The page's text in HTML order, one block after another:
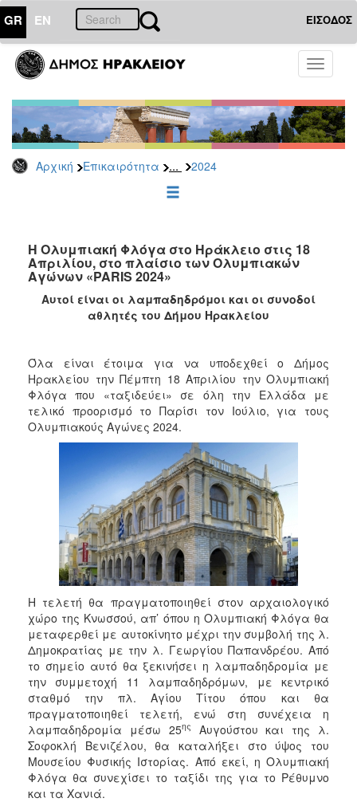
GR EN ΕΙΣΟΔΟΣ
Toggle
Αρχική Επικαιρότητα ... 2024
ΕΠΙΚΑΙΡΟΤΗΤΑ
Τύπου
Αρχείο
2026
2025
2022
2021
2020
2019
2017
2016
2015
2013
2011
2010
2006
ΔΗΜΟΤΗΣ
ΕΠΙΣΚΕΠΤΗΣ
ΗΡΑΚΛΕΙΟ
Η Ολυμπιακή Φλόγα στο Ηράκλειο στις 18
Απριλίου, στο πλαίσιο των Ολυμπιακών
Αγώνων «PARIS 2024»
Αυτοί είναι οι λαμπαδηδρόμοι και οι συνοδοί
αθλητές του Δήμου Ηρακλείου
Όλα είναι έτοιμα για να υποδεχθεί ο Δήμος
Ηρακλείου την Πέμπτη 18 Απριλίου την Ολυμπιακή
Φλόγα που «ταξιδεύει» σε όλη την Ελλάδα με
τελικό προορισμό το Παρίσι τον Ιούλιο, για τους
Ολυμπιακούς Αγώνες 2024.
Η τελετή θα πραγματοποιηθεί στον αρχαιολογικό
χώρο της Κνωσσού, απ’ όπου η Ολυμπιακή Φλόγα θα
μεταφερθεί με αυτοκίνητο μέχρι την συμβολή της λ.
Δημοκρατίας με την λ. Γεωργίου Παπανδρέου. Από
το σημείο αυτό θα ξεκινήσει η λαμπαδηδρομία με
την συμμετοχή 11 λαμπαδηδρόμων, με κεντρικό
σταθμό την πλ. Αγίου Τίτου όπου και θα
πραγματοποιηθεί τελετή, ενώ στη συνέχεια η
λαμπαδηδρομία μέσω 25ης
Αυγούστου και της λ.
Σοφοκλή Βενιζέλου, θα καταλήξει στο ύψος του
Μουσείου Φυσικής Ιστορίας. Από εκεί, η Ολυμπιακή
Φλόγα θα συνεχίσει το ταξίδι της για το Ρέθυμνο
και τα Χανιά.